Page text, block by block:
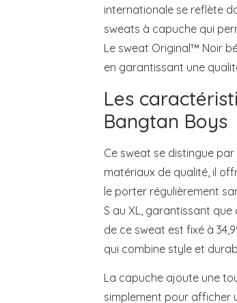
internationale se reflète
sweats à capuche qui
Le sweat Original™ Noir
en garantissant une
Les
Bangtan Boys
Ce sweat se distingue
matériaux de qualité, il
le porter régulièrement
S au XL, garantissant
de ce sweat est fixé à
qui combine style et
La capuche ajoute une
simplement pour afficher